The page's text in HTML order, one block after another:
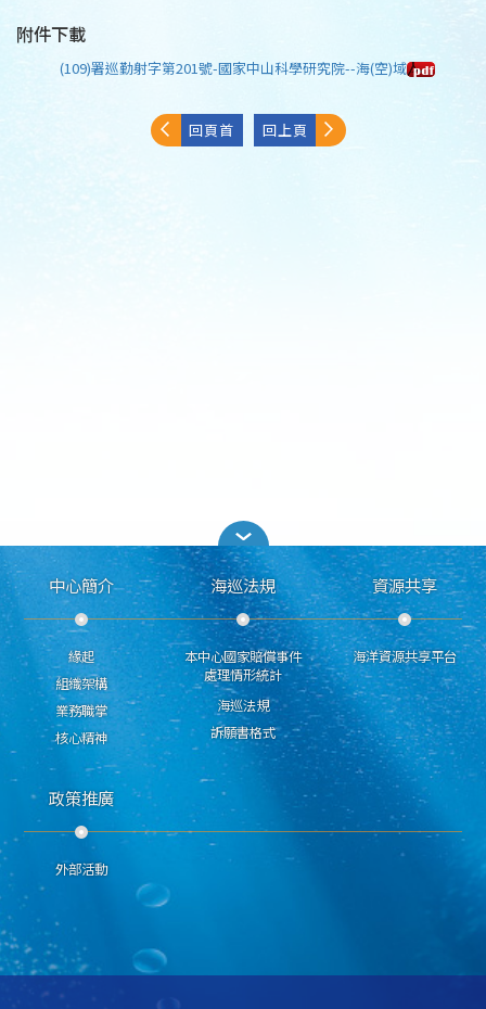
附件下載
(109)署巡勤射字第201號-國家中山科學研究院--海(空)域
回頁首 回上頁
中心簡介
緣起
組織架構
業務職掌
核心精神
海巡法規
本中心國家賠償事件
處理情形統計
海巡法規
訴願書格式
資源共享
海洋資源共享平台
政策推廣
外部活動